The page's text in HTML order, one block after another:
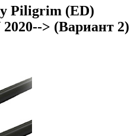
Piligrim (ED)
> (Вариант 2)